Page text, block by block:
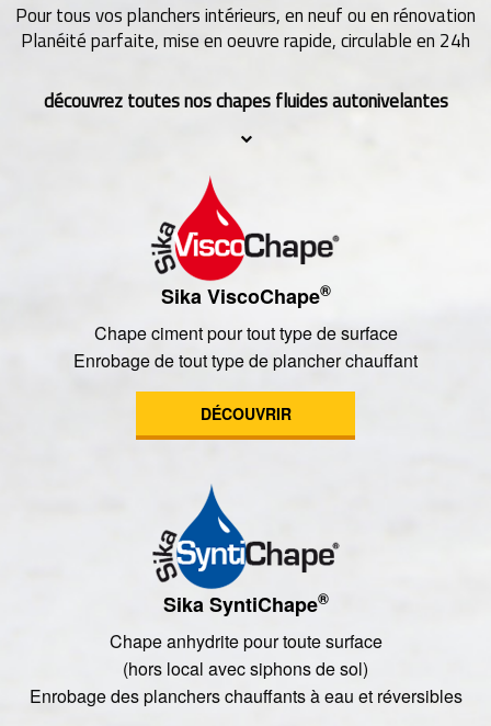
Pour tous vos planchers intérieurs, en neuf ou en rénovation
Planéité parfaite, mise en oeuvre rapide, circulable en 24h
découvrez toutes nos chapes fluides autonivelantes
Sika ViscoChape®
Chape ciment pour tout type de surface
Enrobage de tout type de plancher chauffant
DÉCOUVRIR
Sika SyntiChape®
Chape anhydrite pour toute surface
(hors local avec siphons de sol)
Enrobage des planchers chauffants à eau et réversibles